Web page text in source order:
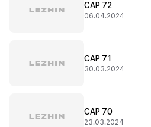
CAP 72
06.04.2024
CAP 71
30.03.2024
CAP 70
23.03.2024